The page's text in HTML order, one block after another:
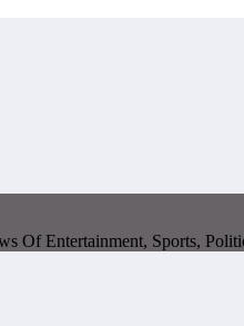
Of Entertainment, Sports,